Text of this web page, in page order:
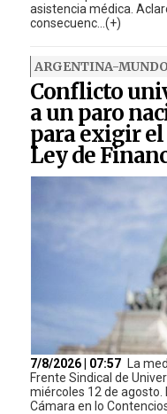
asistencia médica.
consecuenc...(+)
ARGENTINA-MUNDO
Conflicto
a un paro
para exigir
Ley de
7/8/2026 | 07:57
La
Frente Sindical de
miércoles 12 de
Cámara en lo